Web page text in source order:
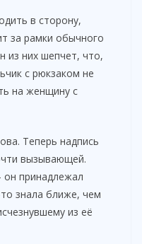
в сторону,
за рамки обычного
из них шепчет, что,
с рюкзаком не
на женщину с
Теперь надпись
вызывающей.
принадлежал
знала ближе, чем
из её